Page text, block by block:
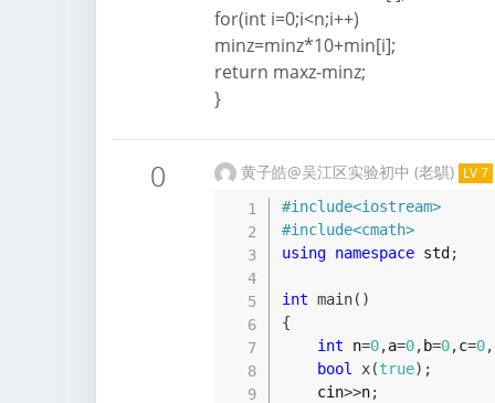
for(int i=0;i<n;i++)
minz=minz*10+min[i];
return maxz-minz;
}
0 黄子皓@吴江区实验初中 (老鶀) LV 7
#include<iostream>
#include<cmath>
using namespace std ;
int main( )
{
int n=0,a=0, b=0,c=0,
bool
x(true) ;
    cin
>>n;